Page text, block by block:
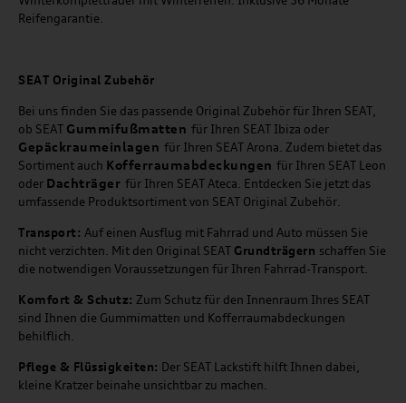
Reifengarantie.
SEAT Original Zubehör
Bei uns finden Sie das passende Original Zubehör für Ihren SEAT,
ob SEAT Gummifußmatten für Ihren SEAT Ibiza oder
Gepäckraumeinlagen für Ihren SEAT Arona. Zudem bietet das
Sortiment auch Kofferraumabdeckungen für Ihren SEAT Leon
oder Dachträger für Ihren SEAT Ateca. Entdecken Sie jetzt das
umfassende Produktsortiment von SEAT Original Zubehör.
Transport: Auf einen Ausflug mit Fahrrad und Auto müssen Sie
nicht verzichten. Mit den Original SEAT Grundträgern schaffen Sie
die notwendigen Voraussetzungen für Ihren Fahrrad-Transport.
Komfort & Schutz: Zum Schutz für den Innenraum Ihres SEAT
sind Ihnen die Gummimatten und Kofferraumabdeckungen
behilflich.
Pflege & Flüssigkeiten: Der SEAT Lackstift hilft Ihnen dabei,
kleine Kratzer beinahe unsichtbar zu machen.